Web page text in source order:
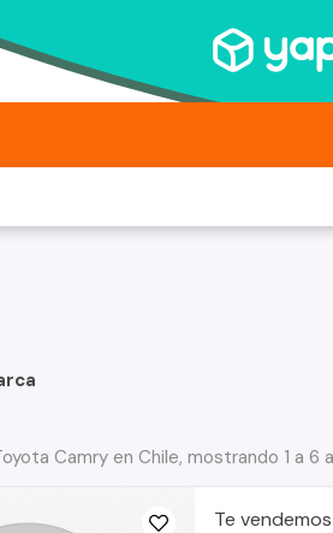
Camry en Chile, mostrando 1 a 6
Te